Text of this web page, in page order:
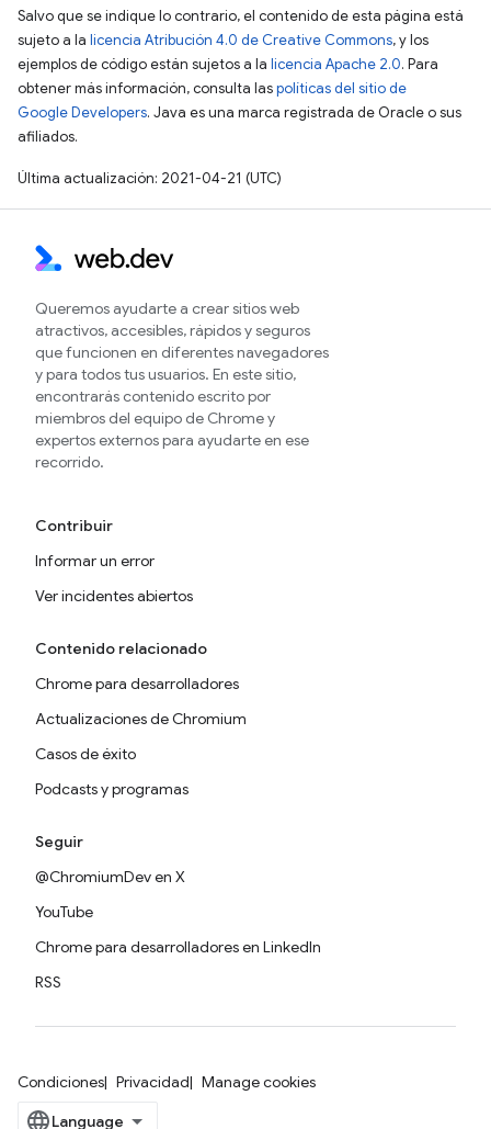
Salvo que se indique lo contrario, el contenido de esta página está
sujeto a la licencia Atribución 4.0 de Creative Commons, y los
ejemplos de código están sujetos a la licencia Apache 2.0. Para
obtener más información, consulta laspolíticas del sitio de
Google Developers. Java es una marca registrada de Oracle o sus
afiliados.
Última actualización: 2021-04-21 (UTC)
Queremos ayudarte a crear sitios web
atractivos, accesibles, rápidos y seguros
que funcionen en diferentes navegadores
y para todos tus usuarios. En este sitio,
encontrarás contenido escrito por
miembros del equipo de Chrome y
expertos externos para ayudarte en ese
recorrido.
Contribuir
Informar un error
Ver incidentes abiertos
Contenido relacionado
Chrome para desarrolladores
Actualizaciones de Chromium
Casos de éxito
Podcasts y programas
Seguir
@ChromiumDev en X
YouTube
Chrome para desarrolladores en LinkedIn
RSS
Condiciones Privacidad Manage cookies